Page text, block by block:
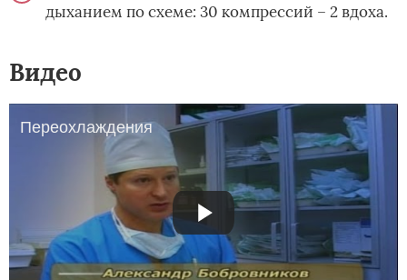
дыханием по схеме: 30 компрессий – 2 вдоха.
Видео
Переохлаждения